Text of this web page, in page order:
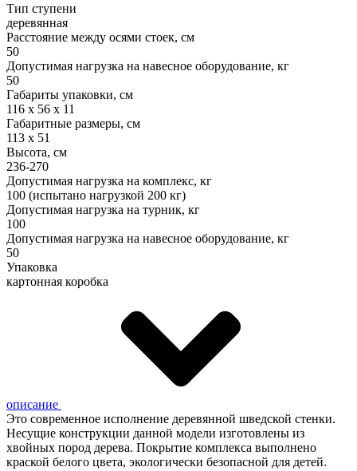
Тип ступени
деревянная
Расстояние между осями стоек, см
50
Допустимая нагрузка на навесное оборудование, кг
50
Габариты упаковки, см
116 x 56 x 11
Габаритные размеры, см
113 x 51
Высота, см
236-270
Допустимая нагрузка на комплекс, кг
100 (испытано нагрузкой 200 кг)
Допустимая нагрузка на турник, кг
100
Допустимая нагрузка на навесное оборудование, кг
50
Упаковка
картонная коробка
описание
Это современное исполнение деревянной шведской стенки.
Несущие конструкции данной модели изготовлены из
хвойных пород дерева. Покрытие комплекса выполнено
краской белого цвета, экологически безопасной для детей.